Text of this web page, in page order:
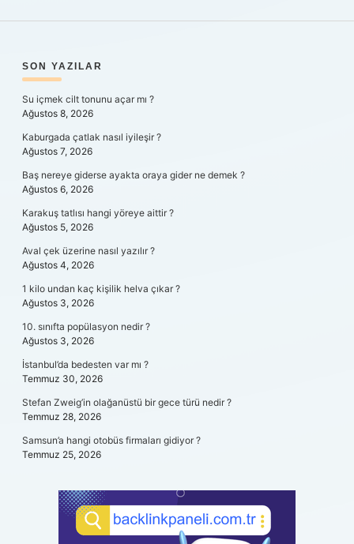
SIDEBAR
SON YAZILAR
Su içmek cilt tonunu açar mı ?
Ağustos 8, 2026
Kaburgada çatlak nasıl iyileşir ?
Ağustos 7, 2026
Baş nereye giderse ayakta oraya gider ne demek ?
Ağustos 6, 2026
Karakuş tatlısı hangi yöreye aittir ?
Ağustos 5, 2026
Aval çek üzerine nasıl yazılır ?
Ağustos 4, 2026
1 kilo undan kaç kişilik helva çıkar ?
Ağustos 3, 2026
10. sınıfta popülasyon nedir ?
Ağustos 3, 2026
İstanbul’da bedesten var mı ?
Temmuz 30, 2026
Stefan Zweig’in olağanüstü bir gece türü nedir ?
Temmuz 28, 2026
Samsun’a hangi otobüs firmaları gidiyor ?
Temmuz 25, 2026